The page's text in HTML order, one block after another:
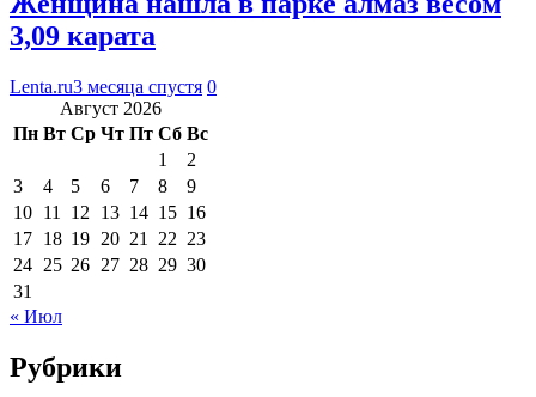
3,09 карата
Lenta.ru3 месяца спустя 0
Август 2026
Пн Вт Ср Чт Пт Сб Вс
1
2
3
4 5 6 7 8
9
10 11 12 13 14 15 16
17 18 19 20 21 22 23
24 25 26 27 28 29 30
31
« Июл
Рубрики